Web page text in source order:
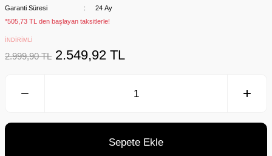
Garanti Süresi
24 Ay
*505,73 TL den başlayan taksitlerle!
İNDİRİMLİ
2.999,90 TL 2.549,92 TL
Sepete Ekle